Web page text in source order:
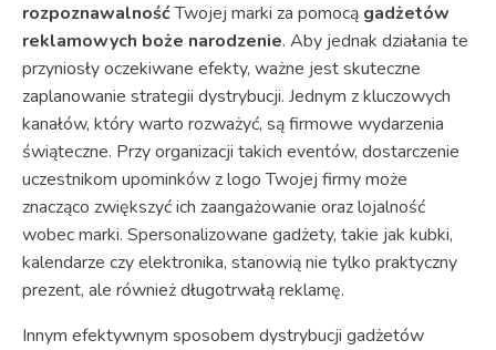
rozpoznawalnośćTwojej marki za pomocą gadżetów
reklamowych boże narodzenie. Aby jednak działania te
przyniosły oczekiwane efekty, ważne jest skuteczne
zaplanowanie strategii dystrybucji. Jednym z kluczowych
kanałów, który warto rozważyć, są firmowe wydarzenia
świąteczne. Przy organizacji takich eventów, dostarczenie
uczestnikom upominków z logo Twojej firmy może
znacząco zwiększyć ich zaangażowanie oraz lojalność
wobec marki. Spersonalizowane gadżety, takie jak kubki,
kalendarze czy elektronika, stanowią nie tylko praktyczny
prezent, ale również długotrwałą reklamę.
Innym efektywnym sposobem dystrybucji gadżetów